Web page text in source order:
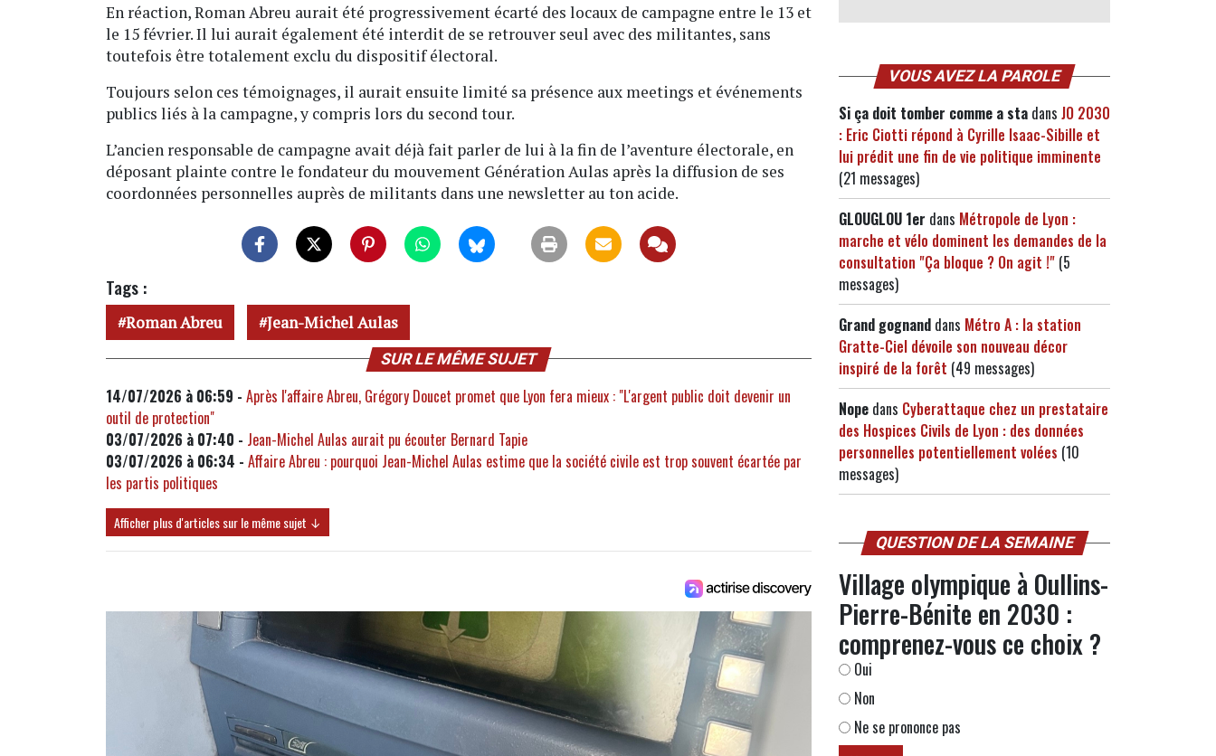
En réaction, Roman Abreu aurait été progressivement écarté des locaux de campagne entre le 13 et
le 15 février. Il lui aurait également été interdit de se retrouver seul avec des militantes, sans
toutefois être totalement exclu du dispositif électoral.
Toujours selon ces témoignages, il aurait ensuite limité sa présence aux meetings et événements
publics liés à la campagne, y compris lors du second tour.
L’ancien responsable de campagne avait déjà fait parler de lui à la fin de l’aventure électorale, en
déposant plainte contre le fondateur du mouvement Génération Aulas après la diffusion de ses
coordonnées personnelles auprès de militants dans une newsletter au ton acide.
Tags :
Roman Abreu Jean-Michel Aulas
SUR LE MÊME SUJET
14/07/2026 à 06:59 - Après l'affaire Abreu, Grégory Doucet promet que Lyon fera mieux : "L'argent public doit devenir un
outil de protection"
03/07/2026 à 07:40 - Jean-Michel Aulas aurait pu écouter Bernard Tapie
03/07/2026 à 06:34 - Affaire Abreu : pourquoi Jean-Michel Aulas estime que la société civile est trop souvent écartée par
les partis politiques
Afficher plus d'articles sur le même sujet ↓
VOUS AVEZ LA PAROLE
Si ça doit tomber comme a sta dans JO 2030
: Eric Ciotti répond à Cyrille Isaac-Sibille et
lui prédit une fin de vie politique imminente
(21 messages)
GLOUGLOU 1er dans Métropole de Lyon :
marche et vélo dominent les demandes de la
consultation "Ça bloque ? On agit !" (5
messages)
Grand gognand dans Métro A : la station
Gratte-Ciel dévoile son nouveau décor
inspiré de la forêt (49 messages)
Nope dans Cyberattaque chez un prestataire
des Hospices Civils de Lyon : des données
personnelles potentiellement volées (10
messages)
QUESTION DE LA SEMAINE
Village olympique à Oullins-
Pierre-Bénite en 2030 :
comprenez-vous ce choix ?
Oui
Non
Ne se prononce pas